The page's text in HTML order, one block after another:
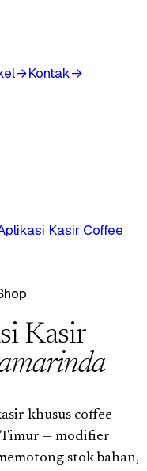
→Kontak→
Kasir Coffee
Kasir
khusus coffee
Timur — modifier
stok bahan,